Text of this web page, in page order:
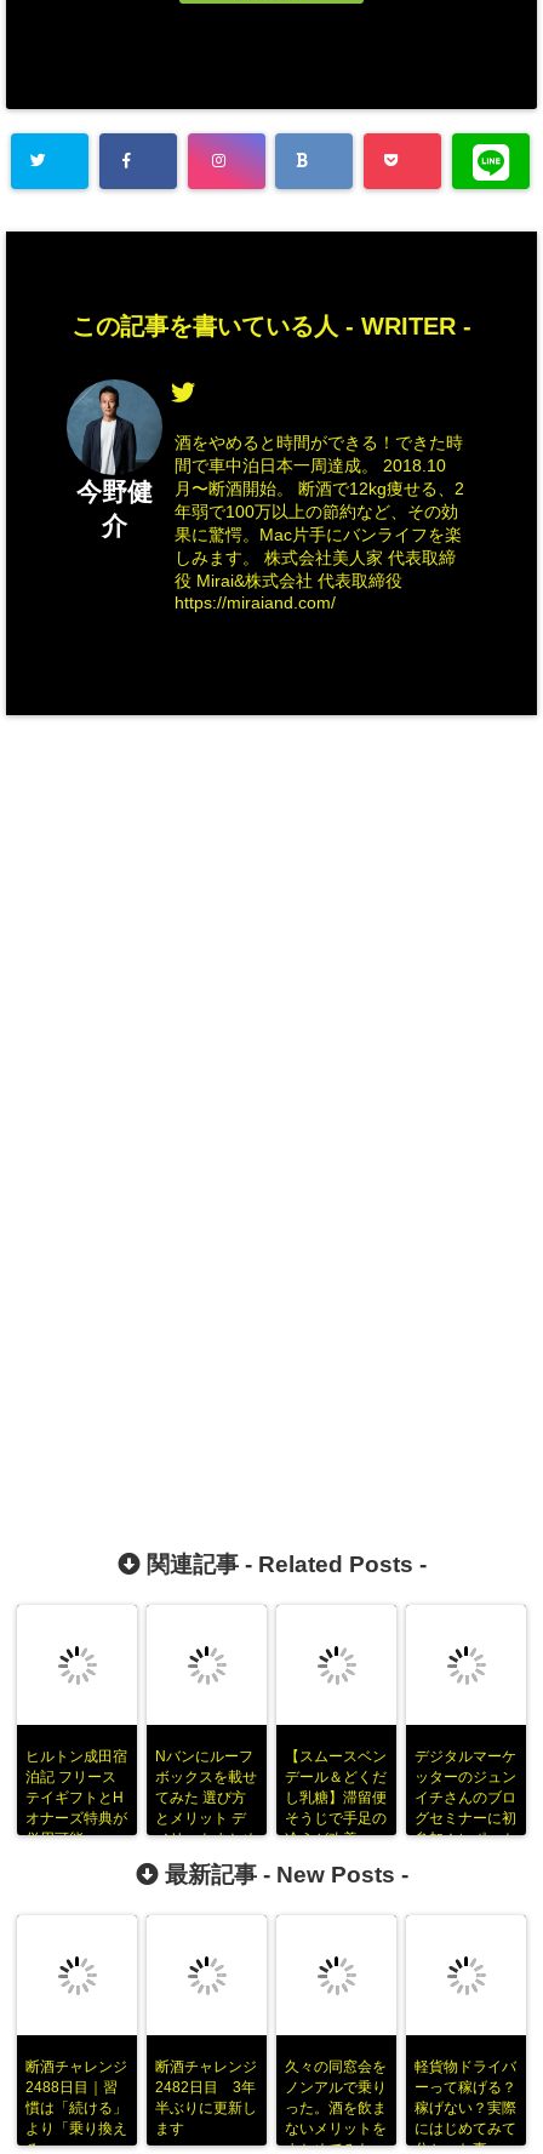
この記事を書いている人 - WRITER -
今野健
介
酒をやめると時間ができる！できた時
間で車中泊日本一周達成。 2018.10
月〜断酒開始。 断酒で12kg痩せる、2
年弱で100万以上の節約など、その効
果に驚愕。Mac片手にバンライフを楽
しみます。 株式会社美人家 代表取締
役 Mirai&株式会社 代表取締役
https://miraiand.com/
関連記事 - Related Posts -
ヒルトン成田宿
泊記 フリース
テイギフトとH
オナーズ特典が
併用可能
Nバンにルーフ
ボックスを載せ
てみた 選び方
とメリット デ
メリットまとめ
【スムースベン
デール＆どくだ
し乳糖】滞留便
そうじで手足の
冷えが改善
デジタルマーケ
ッターのジュン
イチさんのブロ
グセミナーに初
参加！レポート
最新記事 - New Posts -
断酒チャレンジ
2488日目｜習
慣は「続ける」
より「乗り換え
る」
断酒チャレンジ
2482日目 3年
半ぶりに更新し
ます
久々の同窓会を
ノンアルで乗り
った。酒を飲ま
ないメリットを
まとめてみた
軽貨物ドライバ
ーって稼げる？
稼げない？実際
にはじめてみて
分かった事